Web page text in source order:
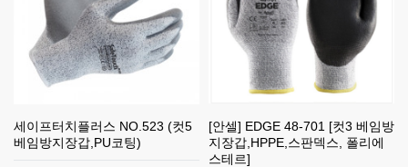
세이프터치플러스 NO.523 (컷5
베임방지장갑,PU코팅)
[안셀] EDGE 48-701 [컷3 베임방
지장갑,HPPE,스판덱스, 폴리에
스테르]